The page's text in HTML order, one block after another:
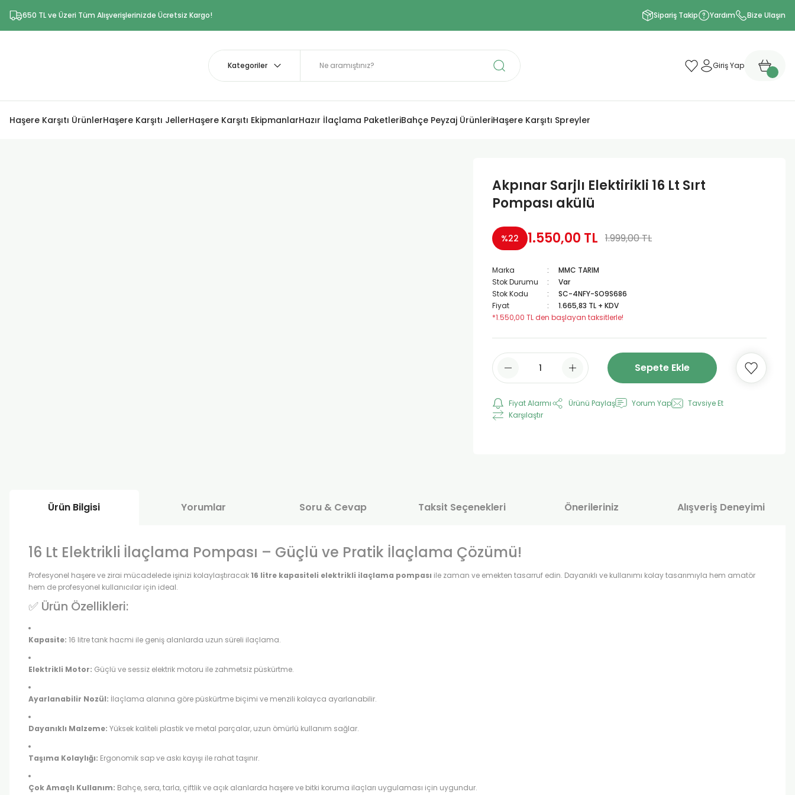
650 TL ve Üzeri Tüm Alışverişlerinizde Ücretsiz Kargo! Sipariş Takip Yardım Bize Ulaşın
Giriş Yap
Haşere Karşıtı ÜrünlerHaşere Karşıtı JellerHaşere Karşıtı EkipmanlarHazır İlaçlama PaketleriBahçe Peyzaj ÜrünleriHaşere Karşıtı Spreyler
Akpınar Sarjlı Elektirikli 16 Lt Sırt
Pompası akülü
%22 1.550,00 TL 1.999,00 TL
Marka
MMC TARIM
Stok Durumu
Var
Stok Kodu
SC-4NFY-SO9S686
Fiyat
1.665,83 TL + KDV
*1.550,00 TL den başlayan taksitlerle!
Sepete Ekle
Fiyat Alarmı Ürünü Paylaş Yorum Yap
Tavsiye Et
Karşılaştır
Ürün Bilgisi Yorumlar Soru & Cevap Taksit Seçenekleri Önerileriniz Alışveriş Deneyimi
16 Lt Elektrikli İlaçlama Pompası – Güçlü ve Pratik İlaçlama Çözümü!
Profesyonel haşere ve zirai mücadelede işinizi kolaylaştıracak 16 litre kapasiteli elektrikli ilaçlama pompası ile zaman ve emekten tasarruf edin. Dayanıklı ve kullanımı kolay tasarımıyla hem amatör
hem de profesyonel kullanıcılar için ideal.
✅ Ürün Özellikleri:
Kapasite: 16 litre tank hacmi ile geniş alanlarda uzun süreli ilaçlama.
Elektrikli Motor: Güçlü ve sessiz elektrik motoru ile zahmetsiz püskürtme.
Ayarlanabilir Nozül: İlaçlama alanına göre püskürtme biçimi ve menzili kolayca ayarlanabilir.
Dayanıklı Malzeme: Yüksek kaliteli plastik ve metal parçalar, uzun ömürlü kullanım sağlar.
Taşıma Kolaylığı: Ergonomik sap ve askı kayışı ile rahat taşınır.
Çok Amaçlı Kullanım: Bahçe, sera, tarla, çiftlik ve açık alanlarda haşere ve bitki koruma ilaçları uygulaması için uygundur.